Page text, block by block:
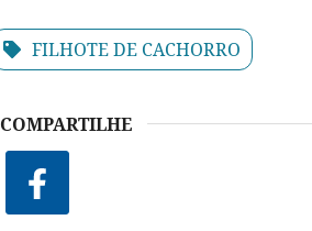
FILHOTE DE CACHORRO
COMPARTILHE